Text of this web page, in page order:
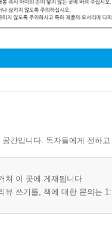
간입니다. 독자들에게 전하
쳐 이 곳에 게재됩니다.
뷰 쓰기를, 책에 대한 문의는